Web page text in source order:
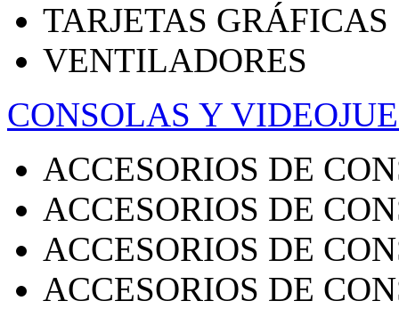
TARJETAS GRÁFICAS
VENTILADORES
CONSOLAS Y
ACCESORIOS DE
ACCESORIOS DE
ACCESORIOS DE
ACCESORIOS DE